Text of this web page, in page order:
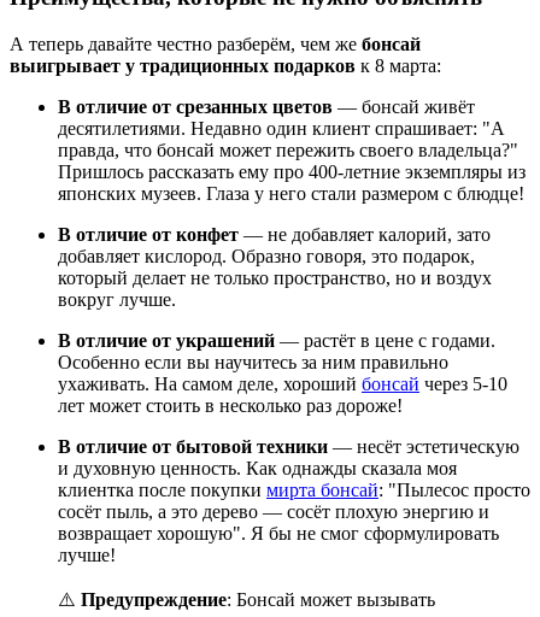
А теперь давайте честно разберём, чем же бонсай
выигрывает у традиционных подарков к 8 марта:
В отличие от срезанных цветов — бонсай живёт
десятилетиями. Недавно один клиент спрашивает: "А
правда, что бонсай может пережить своего владельца?"
Пришлось рассказать ему про 400-летние экземпляры из
японских музеев. Глаза у него стали размером с блюдце!
В отличие от конфет — не добавляет калорий, зато
добавляет кислород. Образно говоря, это подарок,
который делает не только пространство, но и воздух
вокруг лучше.
В отличие от украшений — растёт в цене с годами.
Особенно если вы научитесь за ним правильно
ухаживать. На самом деле, хороший бонсай через 5-10
лет может стоить в несколько раз дороже!
В отличие от бытовой техники — несёт эстетическую
и духовную ценность. Как однажды сказала моя
клиентка после покупки мирта бонсай: "Пылесос просто
сосёт пыль, а это дерево — сосёт плохую энергию и
возвращает хорошую". Я бы не смог сформулировать
лучше!
⚠️ Предупреждение: Бонсай может вызывать